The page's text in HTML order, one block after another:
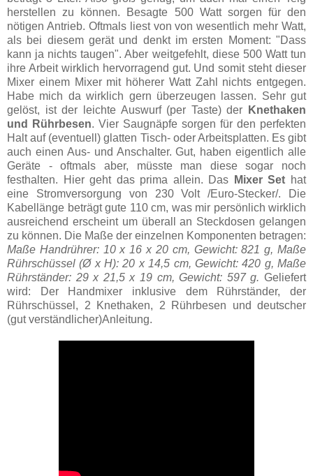
herstellen zu können. Besagte 500 Watt sorgen für den
nötigen Antrieb. Oftmals liest von von wesentlich mehr Watt,
als bei diesem gerät und denkt im ersten Moment: "Dass
kann ja nichts taugen". Aber weitgefehlt, diese 500 Watt tun
ihre Arbeit wirklich hervorragend gut. Und somit steht dieser
Mixer einem Mixer mit höherer Watt Zahl nichts entgegen.
Habe mich da wirklich gern überzeugen lassen. Sehr gut
gelöst, ist der leichte Auswurf (per Taste) der
Knethaken
und Rührbesen. Vier Saugnäpfe sorgen für den perfekten
Halt auf (eventuell) glatten Tisch- oder Arbeitsplatten. Es gibt
auch einen Aus- und Anschalter. Gut, haben eigentlich alle
Geräte - oftmals aber, müsste man diese sogar noch
festhalten. Hier geht das prima allein. Das
Mixer Set hat
eine Stromversorgung von 230 Volt /Euro-Stecker/. Die
Kabellänge beträgt gute 110 cm, was mir persönlich wirklich
ausreichend erscheint um überall an Steckdosen gelangen
zu können. Die Maße der einzelnen Komponenten betragen:
Maße Handrührer: 10 x 16 x 20 cm, Gewicht: 821 g, Maße
Rührschüssel (Ø x H): 20 x 14,5 cm, Gewicht: 420 g, Maße
Rührständer: 29 x 21,5 x 19 cm, Gewicht: 597 g. Geliefert
wird: Der Handmixer inklusive dem Rührständer, der
Rührschüssel, 2 Knethaken, 2 Rührbesen und deutscher
(gut verständlicher)Anleitung.